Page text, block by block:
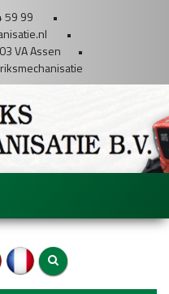
59 99
•
•
VA Assen
•